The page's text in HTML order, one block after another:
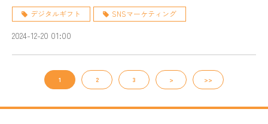
説
デジタルギフト SNSマーケティング
2024-12-20 01:00
1 2 3 > >>